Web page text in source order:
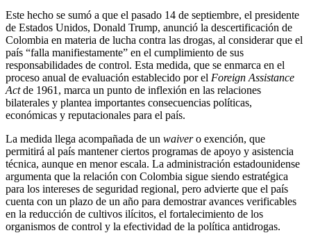
Este hecho se sumó a que el pasado 14 de septiembre, el presidente
de Estados Unidos, Donald Trump, anunció la descertificación de
Colombia en materia de lucha contra las drogas, al considerar que el
país “falla manifiestamente” en el cumplimiento de sus
responsabilidades de control. Esta medida, que se enmarca en el
proceso anual de evaluación establecido por el Foreign Assistance
Actde 1961, marca un punto de inflexión en las relaciones
bilaterales y plantea importantes consecuencias políticas,
económicas y reputacionales para el país.
La medida llega acompañada de un waivero exención, que
permitirá al país mantener ciertos programas de apoyo y asistencia
técnica, aunque en menor escala. La administración estadounidense
argumenta que la relación con Colombia sigue siendo estratégica
para los intereses de seguridad regional, pero advierte que el país
cuenta con un plazo de un año para demostrar avances verificables
en la reducción de cultivos ilícitos, el fortalecimiento de los
organismos de control y la efectividad de la política antidrogas.